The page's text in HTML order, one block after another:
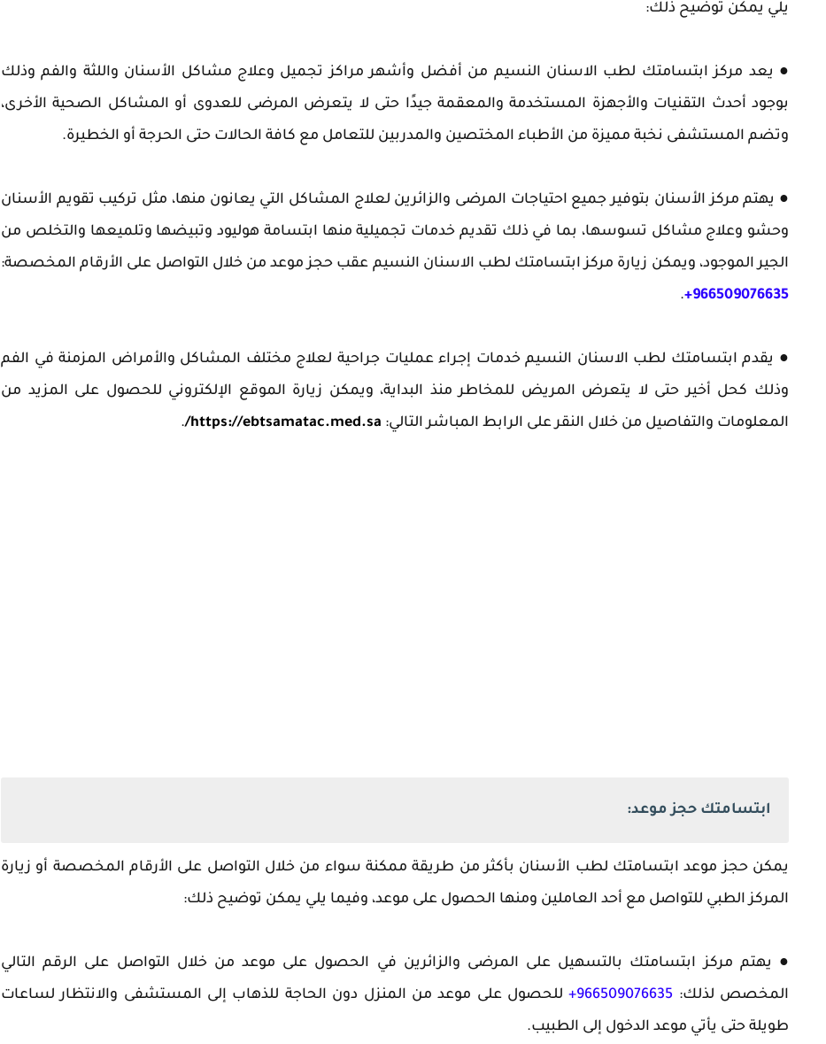
يلي يمكن توضيح ذلك:
● يعد مركز ابتسامتك لطب الاسنان النسيم من أفضل وأشهر مراكز تجميل وعلاج مشاكل الأسنان واللثة والفم وذلك
بوجود أحدث التقنيات والأجهزة المستخدمة والمعقمة جيدًا حتى لا يتعرض المرضى للعدوى أو المشاكل الصحية الأخرى،
وتضم المستشفى نخبة مميزة من الأطباء المختصين والمدربين للتعامل مع كافة الحالات حتى الحرجة أو الخطيرة.
● يهتم مركز الأسنان بتوفير جميع احتياجات المرضى والزائرين لعلاج المشاكل التي يعانون منها، مثل تركيب تقويم الأسنان
وحشو وعلاج مشاكل تسوسها، بما في ذلك تقديم خدمات تجميلية منها ابتسامة هوليود وتبيضها وتلميعها والتخلص من
الجير الموجود، ويمكن زيارة مركز ابتسامتك لطب الاسنان النسيم عقب حجز موعد من خلال التواصل على الأرقام المخصصة:
966509076635+
.
● يقدم ابتسامتك لطب الاسنان النسيم خدمات إجراء عمليات جراحية لعلاج مختلف المشاكل والأمراض المزمنة في الفم
وذلك كحل أخير حتى لا يتعرض المريض للمخاطر منذ البداية، ويمكن زيارة الموقع الإلكتروني للحصول على المزيد من
المعلومات والتفاصيل من خلال النقر على الرابط المباشر التالي: https://ebtsamatac.med.sa/
.
ابتسامتك حجز موعد:
يمكن حجز موعد ابتسامتك لطب الأسنان بأكثر من طريقة ممكنة سواء من خلال التواصل على الأرقام المخصصة أو زيارة
المركز الطبي للتواصل مع أحد العاملين ومنها الحصول على موعد، وفيما يلي يمكن توضيح ذلك:
● يهتم مركز ابتسامتك بالتسهيل على المرضى والزائرين في الحصول على موعد من خلال التواصل على الرقم التالي
المخصص لذلك: 966509076635+ للحصول على موعد من المنزل دون الحاجة للذهاب إلى المستشفى والانتظار لساعات
طويلة حتى يأتي موعد الدخول إلى الطبيب.